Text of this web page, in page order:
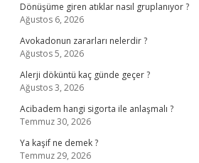
Dönüşüme giren atıklar nasıl gruplanıyor ?
Ağustos 6, 2026
Avokadonun zararları nelerdir ?
Ağustos 5, 2026
Alerji döküntü kaç günde geçer ?
Ağustos 3, 2026
Acibadem hangi sigorta ile anlaşmalı ?
Temmuz 30, 2026
Ya kaşif ne demek ?
Temmuz 29, 2026